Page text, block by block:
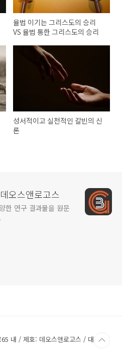
율법 이기는 그리스도의 승리
VS 율법 통한 그리스도의 승리
성서적이고 실천적인 칼빈의 신
론
오스앤로고스
한 연구 결과물을 원문
내 / 제호: 데오스앤로고스 / 대표전